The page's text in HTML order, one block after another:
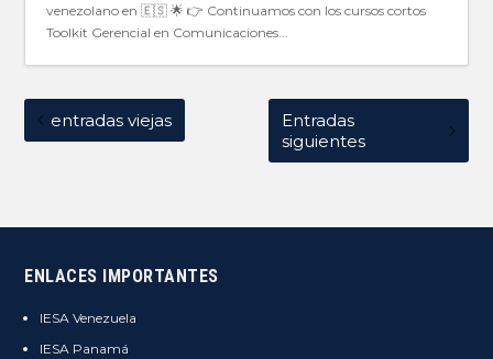
venezolano en 🇪🇸 🌟 👉 Continuamos con los cursos cortos
Toolkit Gerencial en Comunicaciones...
entradas viejas
Entradas
siguientes
ENLACES IMPORTANTES
IESA Venezuela
IESA Panamá